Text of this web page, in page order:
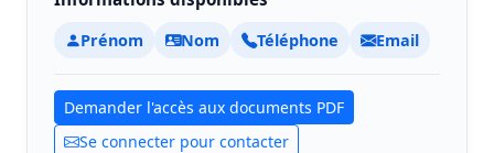
Prénom Nom Téléphone Email
Demander l'accès aux documents PDF
Se connecter pour contacter